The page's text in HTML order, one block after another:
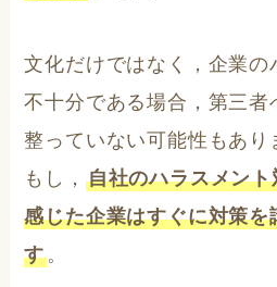
文化だけではなく，企業
不十分である場合，第三
整っていない可能性もあり
もし， 自社のハラスメン
感じた企業はすぐに対策
す。